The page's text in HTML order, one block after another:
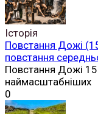
Історія
Повстання Дожі
повстання
Повстання Дожі
наймасштабніших
0